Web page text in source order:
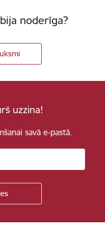
noderīga?
uzzina!
savā e-pastā.